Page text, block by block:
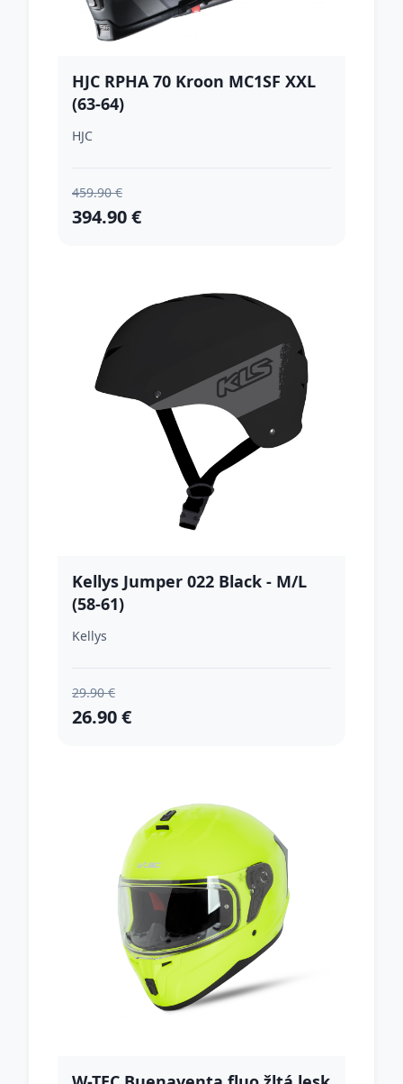
HJC RPHA 70 Kroon MC1SF XXL
(63-64)
HJC
459.90 €
394.90 €
Kellys Jumper 022 Black - M/L
(58-61)
Kellys
29.90 €
26.90 €